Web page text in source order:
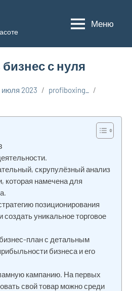
Меню
с нуля
июля 2023
profiboxing_
скрупулёзный анализ
которая намечена для
позиционирования
создать уникальное торговое
план с детальным
бизнеса и его
кампанию. На первых
свой товар можно среди